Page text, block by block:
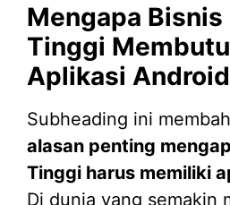
Mengapa
Tinggi
Aplikasi
Subheading ini
alasan penting
Tinggi harus memiliki
Di dunia yang semakin